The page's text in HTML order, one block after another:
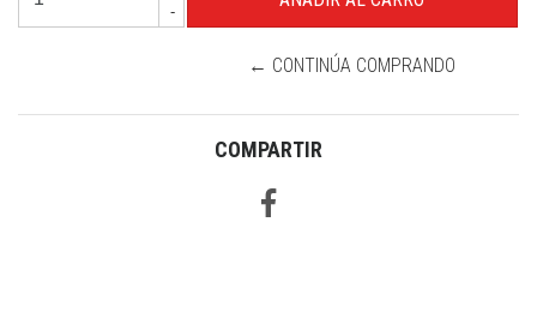
-
← CONTINÚA COMPRANDO
COMPARTIR